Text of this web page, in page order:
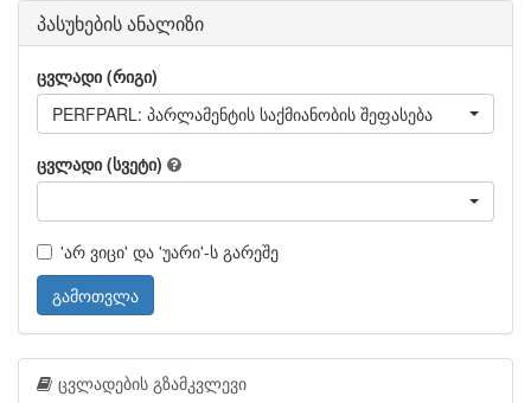
პასუხების ანალიზი
ცვლადი (რიგი)
PERFPARL: პარლამენტის საქმიანობის შეფასება
ცვლადი (სვეტი)
'არ ვიცი' და 'უარი'-ს გარეშე
გამოთვლა
ცვლადების გზამკვლევი